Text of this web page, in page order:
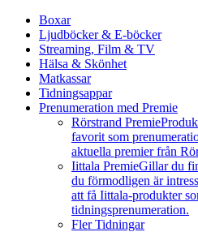
Boxar
Ljudböcker & E-böcker
Streaming, Film & TV
Hälsa & Skönhet
Matkassar
Tidningsappar
Prenumeration med Premie
Rörstrand Premie
favorit som
aktuella premier från
Iittala PremieGillar du
du förmodligen är
att få Iittala-produkter
tidningsprenumeration.
Fler Tidningar